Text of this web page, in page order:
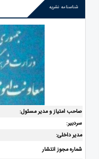
شناسنامه نشریه
صاحب امتیاز و مدیر مسئول:
سردبیر:
مدیر داخلی:
شماره مجوز انتشار